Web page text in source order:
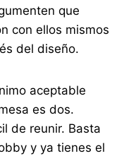
que
con ellos mismos
del diseño.
aceptable
es dos.
de reunir. Basta
y ya tienes el